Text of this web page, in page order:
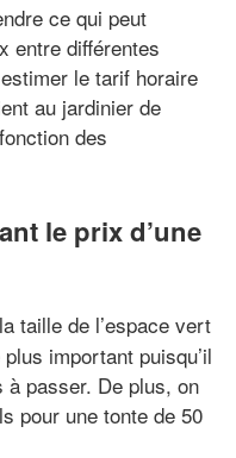
ce qui peut
entre différentes
le tarif horaire
au jardinier de
des
le prix d’une
taille de l’espace vert
important puisqu’il
passer. De plus, on
pour une tonte de 50